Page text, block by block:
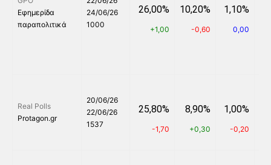
Εφημερίδα
παραπολιτικά
24/06/26
1000
26,00%
+1,00
10,20%
-0,60
1,10%
0,00
Real Polls
Protagon.gr
20/06/26
22/06/26
1537
25,80%
-1,70
8,90%
+0,30
1,00%
-0,20